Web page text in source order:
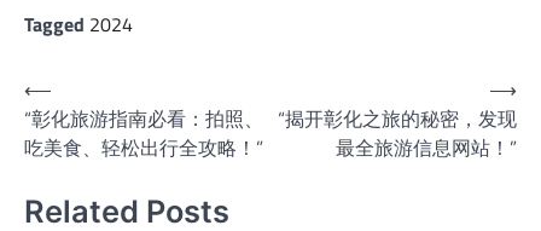
Tagged 2024
文
章
导
航
⟵
“彰化旅游指南必看：拍照、
吃美食、轻松出行全攻略！”
“揭开彰化之旅的秘密，发现
最全旅游信息网站！”
⟶
Related Posts